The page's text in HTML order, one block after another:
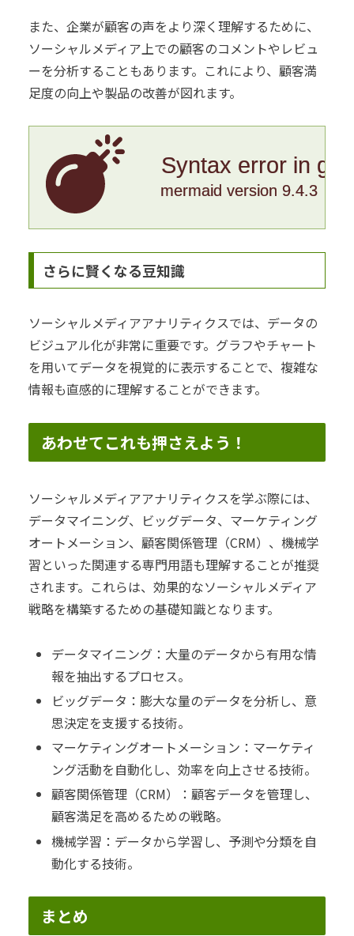
また、企業が顧客の声をより深く理解するために、
ソーシャルメディア上での顧客のコメントやレビュ
ーを分析することもあります。これにより、顧客満
足度の向上や製品の改善が図れます。
Syntax error in
mermaid version 9.4.3
さらに賢くなる豆知識
ソーシャルメディアアナリティクスでは、データの
ビジュアル化が非常に重要です。グラフやチャート
を用いてデータを視覚的に表示することで、複雑な
情報も直感的に理解することができます。
あわせてこれも押さえよう！
ソーシャルメディアアナリティクスを学ぶ際には、
データマイニング、ビッグデータ、マーケティング
オートメーション、顧客関係管理（CRM）、機械学
習といった関連する専門用語も理解することが推奨
されます。これらは、効果的なソーシャルメディア
戦略を構築するための基礎知識となります。
データマイニング：大量のデータから有用な情
報を抽出するプロセス。
ビッグデータ：膨大な量のデータを分析し、意
思決定を支援する技術。
マーケティングオートメーション：マーケティ
ング活動を自動化し、効率を向上させる技術。
顧客関係管理（CRM）：顧客データを管理し、
顧客満足を高めるための戦略。
機械学習：データから学習し、予測や分類を自
動化する技術。
まとめ